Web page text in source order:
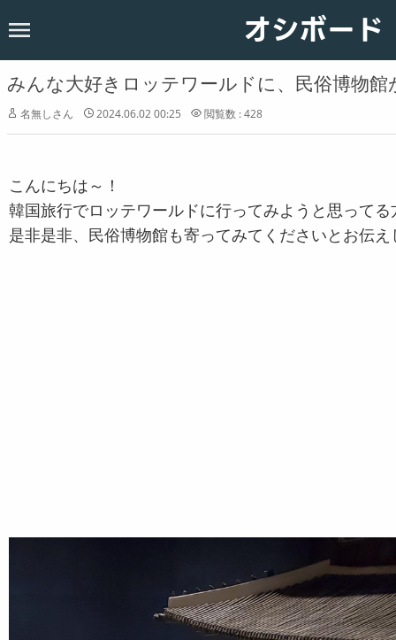
オシボード
みんな大好きロッテワールドに、民俗博物
名無しさん 2024.06.02 00:25 閲覧数 : 428
こんにちは～！
韓国旅行でロッテワールドに行ってみようと思ってる
是非是非、民俗博物館も寄ってみてくださいとお伝
恋愛
お知らせ